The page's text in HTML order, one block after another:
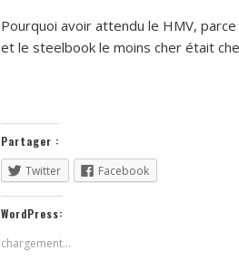
Pourquoi avoir attendu le HMV,
et le steelbook le moins cher était
Partager :
Twitter
Facebook
WordPress:
chargement…